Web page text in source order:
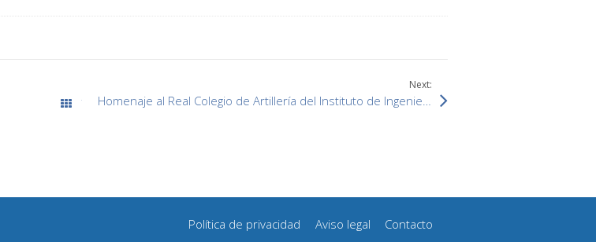
Todas las entradas
Next:
Política de privacidad Aviso legal Contacto